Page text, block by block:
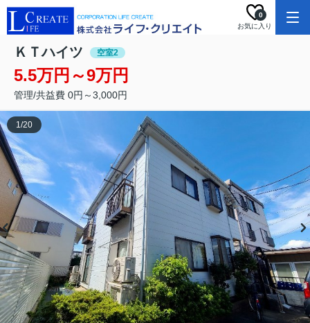
お気に入り
0
ＫＴハイツ 空室2
5.5万円～9万円
管理/共益費 0円～3,000円
1/20